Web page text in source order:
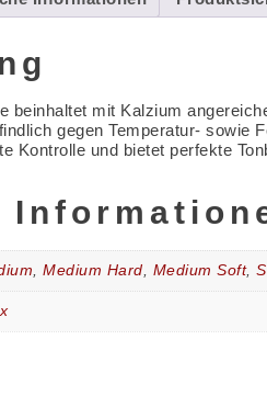
beinhaltet mit Kalzium
gegen Temperatur- sowie
Kontrolle und bietet perfekte
, Medium Hard, Medium Soft,